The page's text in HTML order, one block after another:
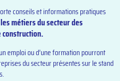
conseils et informations pratiques
les métiersdu secteur des
emploi ou d’une formation pourront
du secteur présentes sur le stand